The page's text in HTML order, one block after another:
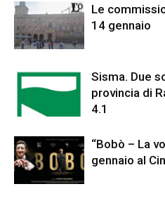
Le
14 gennaio
Sisma. Due
provincia di
4.1
“Bobò – La
gennaio al